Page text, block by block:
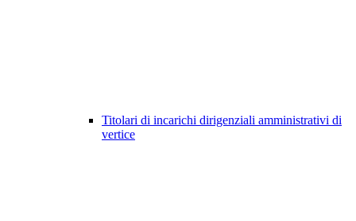
Titolari di incarichi dirigenziali amministrativi di
vertice